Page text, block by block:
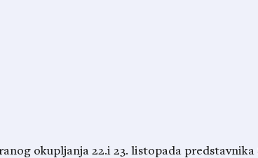
okupljanja 22.i 23. listopada predstavnika